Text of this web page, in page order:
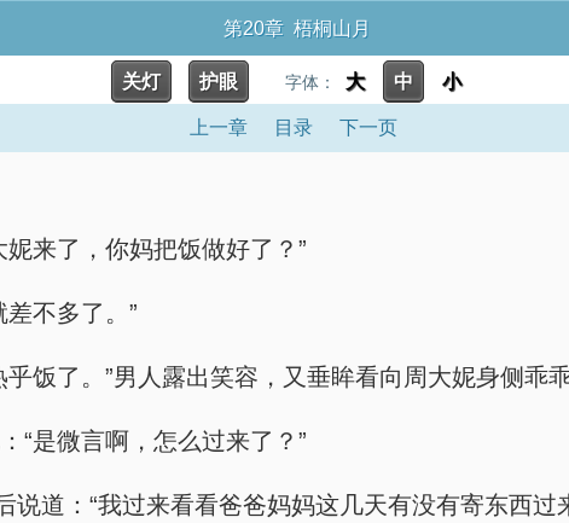
第20章 梧桐山月
关灯 护眼 字体： 大 中 小
上一章 目录 下一页
来了，你妈把饭做好了？”
不多了。”
饭了。”男人露出笑容，又垂眸看向周大妮身侧乖
“是微言啊，怎么过来了？”
说道：“我过来看看爸爸妈妈这几天有没有寄东西过